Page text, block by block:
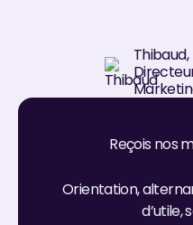
Thibaud,
Reçois nos
Orientation,
d’utile,